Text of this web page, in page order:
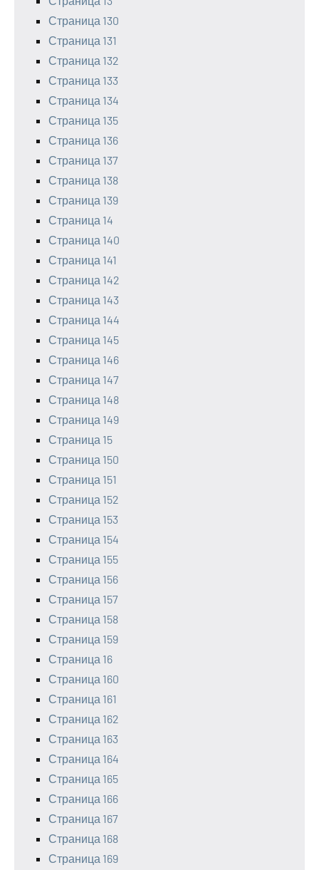
Страница 130
Страница 131
Страница 132
Страница 133
Страница 134
Страница 135
Страница 136
Страница 137
Страница 138
Страница 139
Страница 14
Страница 140
Страница 141
Страница 142
Страница 143
Страница 144
Страница 145
Страница 146
Страница 147
Страница 148
Страница 149
Страница 15
Страница 150
Страница 151
Страница 152
Страница 153
Страница 154
Страница 155
Страница 156
Страница 157
Страница 158
Страница 159
Страница 16
Страница 160
Страница 161
Страница 162
Страница 163
Страница 164
Страница 165
Страница 166
Страница 167
Страница 168
Страница 169